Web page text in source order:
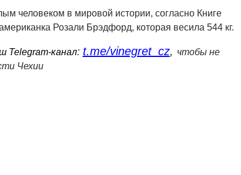
человеком в мировой истории, согласно Книге
Розали Брэдфорд, которая весила 544 кг.
Telegram-канал: t.me/vinegret_cz, чтобы не
Чехии